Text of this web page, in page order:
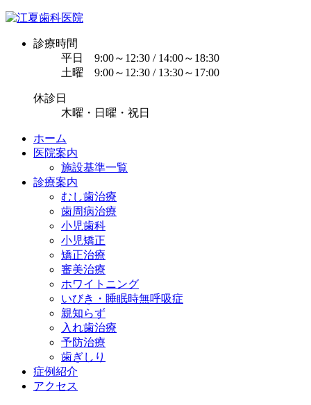
診療時間
平日 9:00～12:30 / 14:00～18:30
土曜 9:00～12:30 / 13:30～17:00
休診日
木曜・日曜・祝日
ホーム
医院案内
施設基準一覧
診療案内
むし歯治療
歯周病治療
小児歯科
小児矯正
矯正治療
審美治療
ホワイトニング
いびき・睡眠時無呼吸症
親知らず
入れ歯治療
予防治療
歯ぎしり
症例紹介
アクセス